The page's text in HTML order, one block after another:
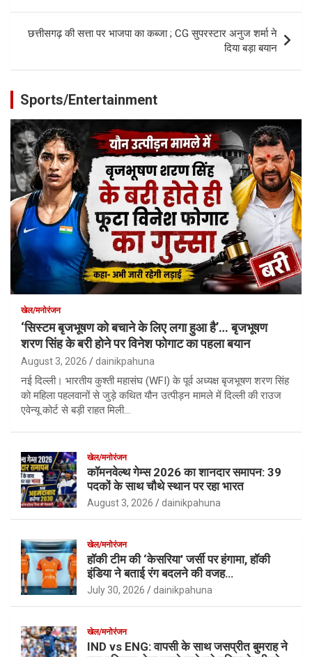
छत्तीसगढ़ की सत्ता पर भाजपा का कब्जा ; CG सुपरस्टार अनुज शर्मा ने
दिया बड़ा बयान
Sports/Entertainment
खेल/मनोरंजन
‘सिस्टम बृजभूषण को बचाने के लिए लगा हुआ है’… बृजभूषण
शरण सिंह के बरी होने पर विनेश फोगाट का पहला बयान
August 3, 2026 dainikpahuna
नई दिल्ली। भारतीय कुश्ती महासंघ (WFI) के पूर्व अध्यक्ष बृजभूषण शरण सिंह
को महिला पहलवानों से जुड़े कथित यौन उत्पीड़न मामले में दिल्ली की राउज
एवेन्यू कोर्ट से बड़ी राहत मिली…
खेल/मनोरंजन
कॉमनवेल्थ गेम्स 2026 का शानदार समापन: 39
पदकों के साथ चौथे स्थान पर रहा भारत
August 3, 2026 dainikpahuna
खेल/मनोरंजन
हॉकी टीम की ‘केसरिया’ जर्सी पर हंगामा, हॉकी
इंडिया ने बताई रंग बदलने की वजह…
July 30, 2026 dainikpahuna
खेल/मनोरंजन
IND vs ENG: वापसी के साथ जसप्रीत बुमराह ने